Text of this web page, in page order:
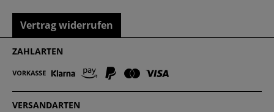
Vertrag widerrufen
ZAHLARTEN
VERSANDARTEN